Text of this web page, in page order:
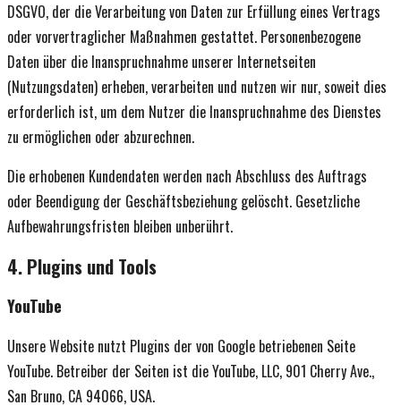
DSGVO, der die Verarbeitung von Daten zur Erfüllung eines Vertrags
oder vorvertraglicher Maßnahmen gestattet. Personenbezogene
Daten über die Inanspruchnahme unserer Internetseiten
(Nutzungsdaten) erheben, verarbeiten und nutzen wir nur, soweit dies
erforderlich ist, um dem Nutzer die Inanspruchnahme des Dienstes
zu ermöglichen oder abzurechnen.
Die erhobenen Kundendaten werden nach Abschluss des Auftrags
oder Beendigung der Geschäftsbeziehung gelöscht. Gesetzliche
Aufbewahrungsfristen bleiben unberührt.
4. Plugins und Tools
YouTube
Unsere Website nutzt Plugins der von Google betriebenen Seite
YouTube. Betreiber der Seiten ist die YouTube, LLC, 901 Cherry Ave.,
San Bruno, CA 94066, USA.